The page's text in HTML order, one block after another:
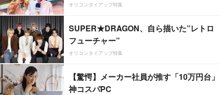
オリコンタイアップ特集
SUPER★DRAGON、自ら描いた”レトロ
フューチャー”
オリコンタイアップ特集
【驚愕】メーカー社員が推す「10万円台」
神コスパPC